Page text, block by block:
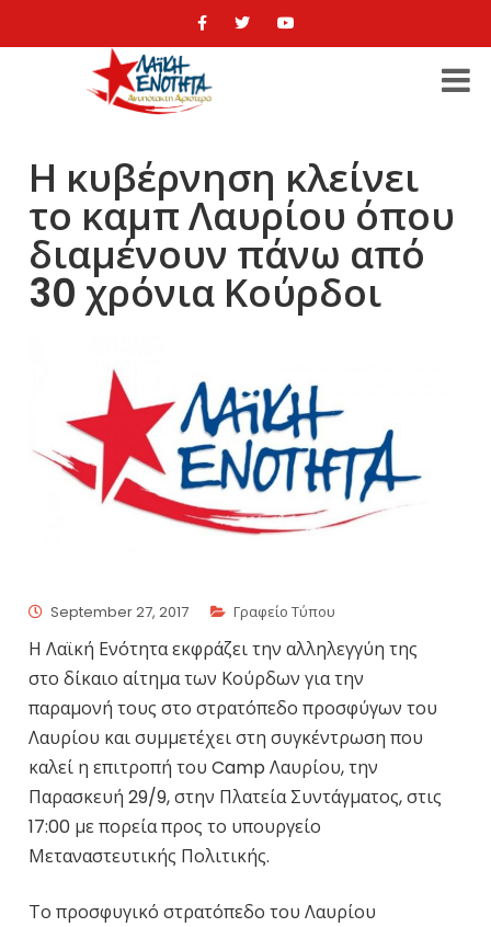
Η κυβέρνηση κλείνει
το καμπ Λαυρίου όπου
διαμένουν πάνω από
30 χρόνια Κούρδοι
September 27, 2017 Γραφείο Τύπου
Η Λαϊκή Ενότητα εκφράζει την αλληλεγγύη της
στο δίκαιο αίτημα των Κούρδων για την
παραμονή τους στο στρατόπεδο προσφύγων του
Λαυρίου και συμμετέχει στη συγκέντρωση που
καλεί η επιτροπή του Camp Λαυρίου, την
Παρασκευή 29/9, στην Πλατεία Συντάγματος, στις
17:00 με πορεία προς το υπουργείο
Μεταναστευτικής Πολιτικής.
Το προσφυγικό στρατόπεδο του Λαυρίου